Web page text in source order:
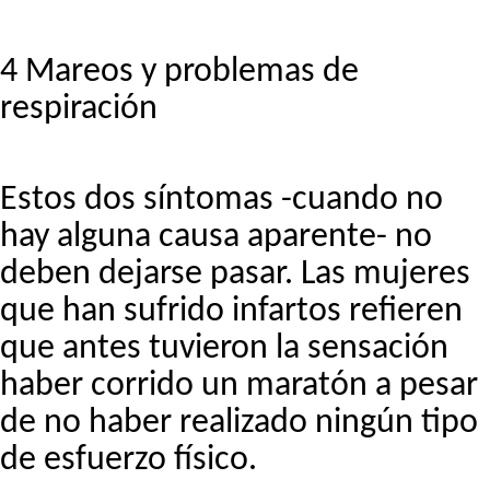
4 Mareos y problemas de
respiración
Estos dos síntomas -cuando no
hay alguna causa aparente- no
deben dejarse pasar. Las mujeres
que han sufrido infartos refieren
que antes tuvieron la sensación
haber corrido un maratón a pesar
de no haber realizado ningún tipo
de esfuerzo físico.